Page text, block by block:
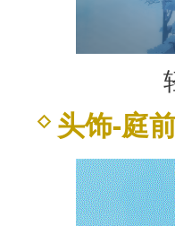
头饰-庭